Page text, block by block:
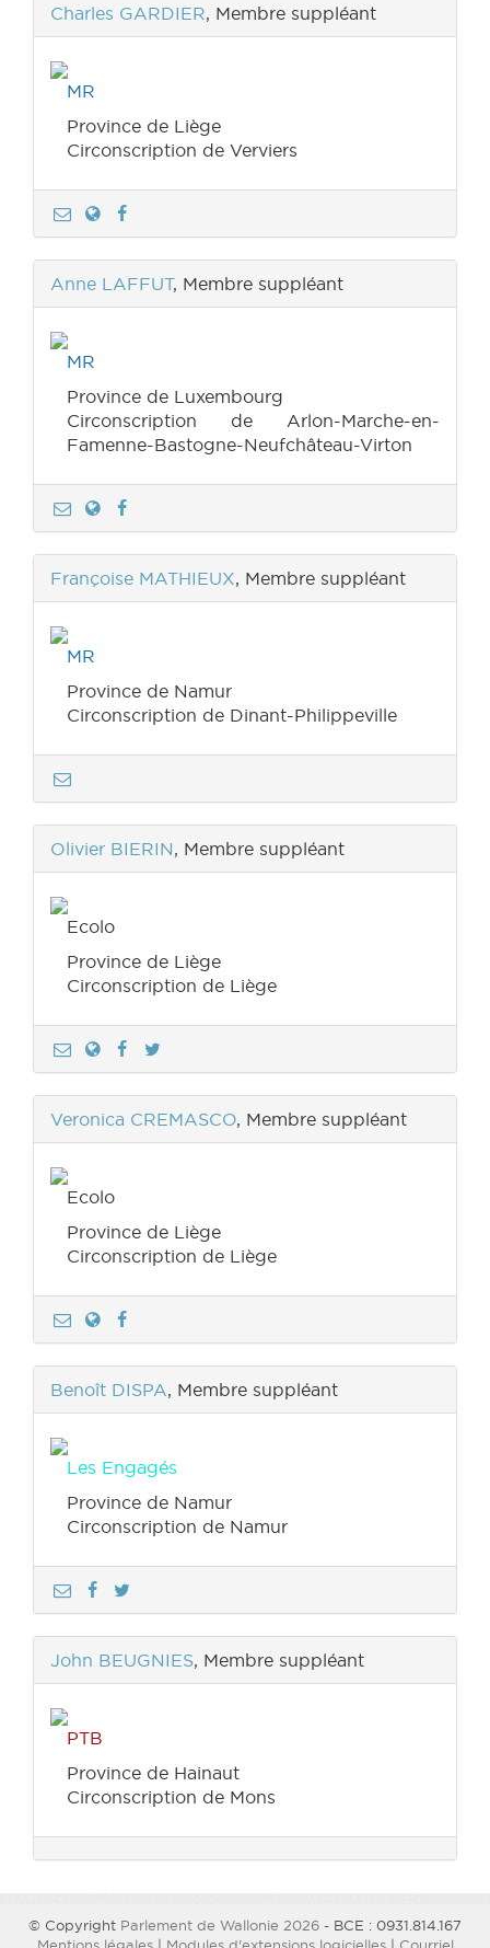
Charles GARDIER, Membre suppléant
MR
Province de Liège
Circonscription de Verviers
Anne LAFFUT, Membre suppléant
MR
Province de Luxembourg
Circonscription de Arlon-Marche-en-
Famenne-Bastogne-Neufchâteau-Virton
Françoise MATHIEUX, Membre suppléant
MR
Province de Namur
Circonscription de Dinant-Philippeville
Olivier BIERIN, Membre suppléant
Ecolo
Province de Liège
Circonscription de Liège
Veronica CREMASCO, Membre suppléant
Ecolo
Province de Liège
Circonscription de Liège
Benoît DISPA, Membre suppléant
Les Engagés
Province de Namur
Circonscription de Namur
John BEUGNIES, Membre suppléant
PTB
Province de Hainaut
Circonscription de Mons
© Copyright Parlement de Wallonie 2026 - BCE : 0931.814.167
Mentions légales| Modules d'extensions logicielles| Courriel